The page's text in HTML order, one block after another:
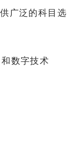
广泛的科目选
数字技术